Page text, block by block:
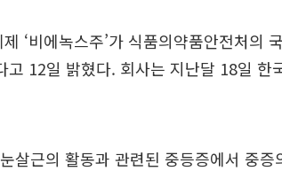
‘비에녹스주’가 식품의약품안전처의
고 12일 밝혔다. 회사는 지난달 18일 한
살근의 활동과 관련된 중등증에서 중증